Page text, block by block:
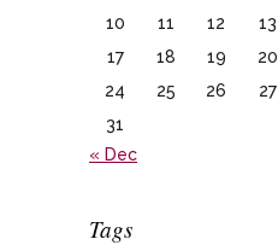
10
11 12 13
17
18 19 20
24
25 26 27
31
« Dec
Tags